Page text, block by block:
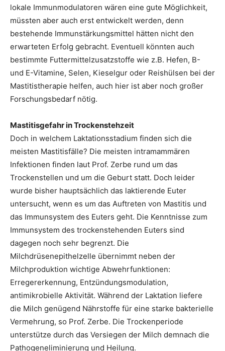
lokale Immunmodulatoren wären eine gute Möglichkeit,
müssten aber auch erst entwickelt werden, denn
bestehende Immunstärkungsmittel hätten nicht den
erwarteten Erfolg gebracht. Eventuell könnten auch
bestimmte Futtermittelzusatzstoffe wie z.B. Hefen, B-
und E-Vitamine, Selen, Kieselgur oder Reishülsen bei der
Mastitistherapie helfen, auch hier ist aber noch großer
Forschungsbedarf nötig.
Mastitisgefahr in Trockenstehzeit
Doch in welchem Laktationsstadium finden sich die
meisten Mastitisfälle? Die meisten intramammären
Infektionen finden laut Prof. Zerbe rund um das
Trockenstellen und um die Geburt statt. Doch leider
wurde bisher hauptsächlich das laktierende Euter
untersucht, wenn es um das Auftreten von Mastitis und
das Immunsystem des Euters geht. Die Kenntnisse zum
Immunsystem des trockenstehenden Euters sind
dagegen noch sehr begrenzt. Die
Milchdrüsenepithelzelle übernimmt neben der
Milchproduktion wichtige Abwehrfunktionen:
Erregererkennung, Entzündungsmodulation,
antimikrobielle Aktivität. Während der Laktation liefere
die Milch genügend Nährstoffe für eine starke bakterielle
Vermehrung, so Prof. Zerbe. Die Trockenperiode
unterstütze durch das Versiegen der Milch demnach die
Pathogeneliminierung und Heilung.